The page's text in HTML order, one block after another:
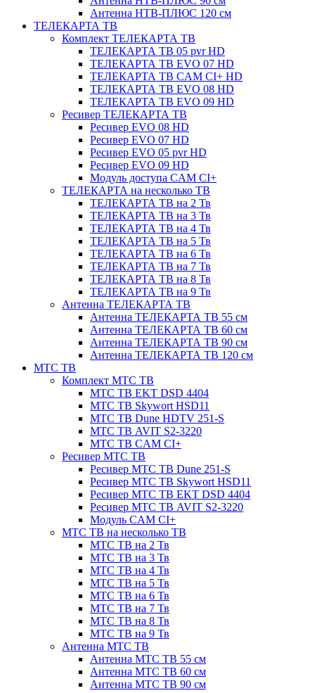
Антенна НТВ-ПЛЮС 120 см
ТЕЛЕКАРТА ТВ
Комплект ТЕЛЕКАРТА ТВ
ТЕЛЕКАРТА ТВ 05 pvr HD
ТЕЛЕКАРТА ТВ EVO 07 HD
ТЕЛЕКАРТА ТВ CAM CI+ HD
ТЕЛЕКАРТА ТВ EVO 08 HD
ТЕЛЕКАРТА ТВ EVO 09 HD
Ресивер ТЕЛЕКАРТА ТВ
Ресивер EVO 08 HD
Ресивер EVO 07 HD
Ресивер EVO 05 pvr HD
Ресивер EVO 09 HD
Модуль доступа CAM CI+
ТЕЛЕКАРТА на несколько ТВ
ТЕЛЕКАРТА ТВ на 2 Тв
ТЕЛЕКАРТА ТВ на 3 Тв
ТЕЛЕКАРТА ТВ на 4 Тв
ТЕЛЕКАРТА ТВ на 5 Тв
ТЕЛЕКАРТА ТВ на 6 Тв
ТЕЛЕКАРТА ТВ на 7 Тв
ТЕЛЕКАРТА ТВ на 8 Тв
ТЕЛЕКАРТА ТВ на 9 Тв
Антенна ТЕЛЕКАРТА ТВ
Антенна ТЕЛЕКАРТА ТВ 55 см
Антенна ТЕЛЕКАРТА ТВ 60 см
Антенна ТЕЛЕКАРТА ТВ 90 см
Антенна ТЕЛЕКАРТА ТВ 120 см
МТС ТВ
Комплект МТС ТВ
МТС ТВ EKT DSD 4404
МТС ТВ Skywort HSD11
МТС ТВ Dune HDTV 251-S
МТС ТВ AVIT S2-3220
МТС ТВ CAM CI+
Ресивер МТС ТВ
Ресивер МТС ТВ Dune 251-S
Ресивер МТС ТВ Skywort HSD11
Ресивер МТС ТВ EKT DSD 4404
Ресивер МТС ТВ AVIT S2-3220
Модуль CAM CI+
МТС ТВ на несколько ТВ
МТС ТВ на 2 Тв
МТС ТВ на 3 Тв
МТС ТВ на 4 Тв
МТС ТВ на 5 Тв
МТС ТВ на 6 Тв
МТС ТВ на 7 Тв
МТС ТВ на 8 Тв
МТС ТВ на 9 Тв
Антенна МТС ТВ
Антенна МТС ТВ 55 см
Антенна МТС ТВ 60 см
Антенна МТС ТВ 90 см